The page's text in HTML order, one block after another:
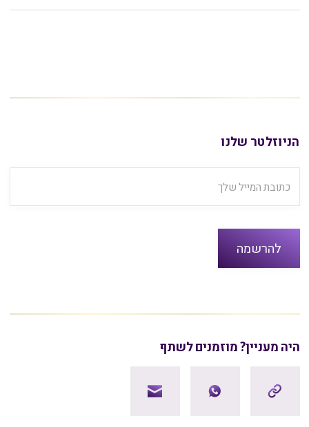
הניוזלטר שלנו
היה מעניין? מוזמנים לשתף